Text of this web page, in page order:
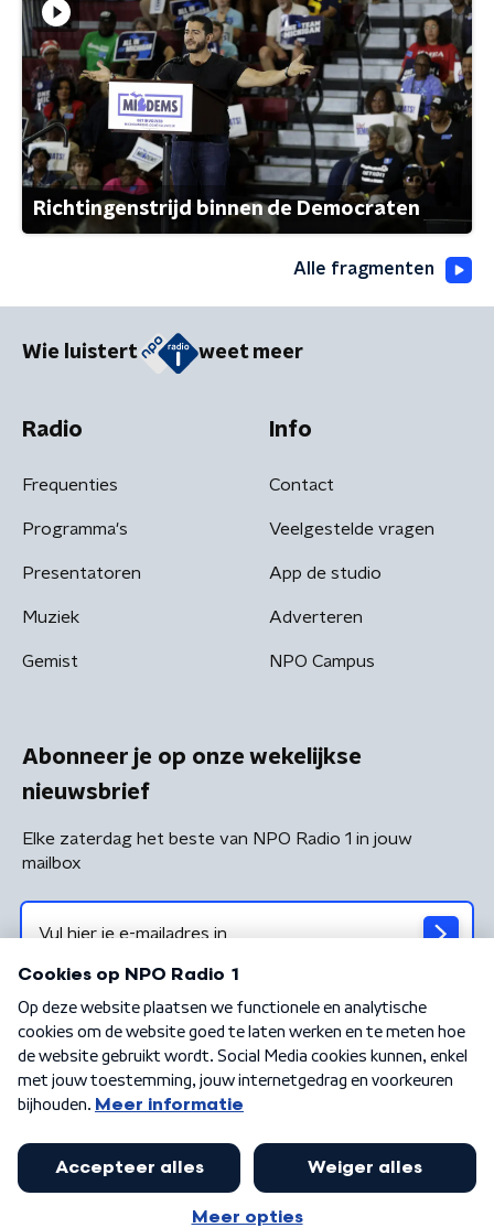
Richtingenstrijd binnen de Democraten
Alle fragmenten
Wie luistert weet meer
Radio
Frequenties
Programma's
Presentatoren
Muziek
Gemist
Info
Contact
Veelgestelde vragen
App de studio
Adverteren
NPO Campus
Abonneer je op onze wekelijkse
nieuwsbrief
Elke zaterdag het beste van NPO Radio 1 in jouw
mailbox
Algemene voorwaarden